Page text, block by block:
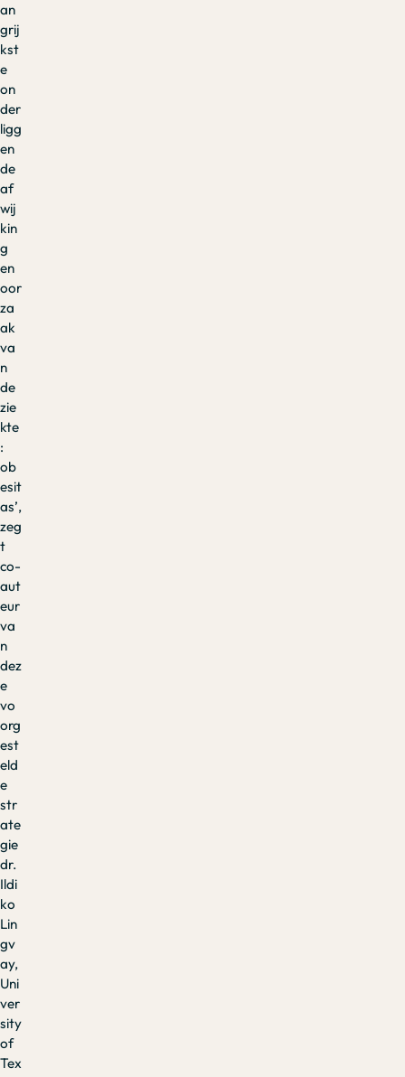
an
grij
kst
e
on
der
ligg
en
de
af
wij
kin
g
en
oor
za
ak
va
n
de
zie
kte
:
ob
esit
as’,
zeg
t
co-
aut
eur
va
n
dez
e
vo
org
est
eld
e
str
ate
gie
dr.
Ildi
ko
Lin
gv
ay,
Uni
ver
sity
of
Tex